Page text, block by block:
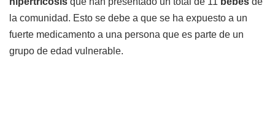
la comunidad. Esto se debe a que se ha expuesto a un
fuerte medicamento a una persona que es parte de un
grupo de edad vulnerable.